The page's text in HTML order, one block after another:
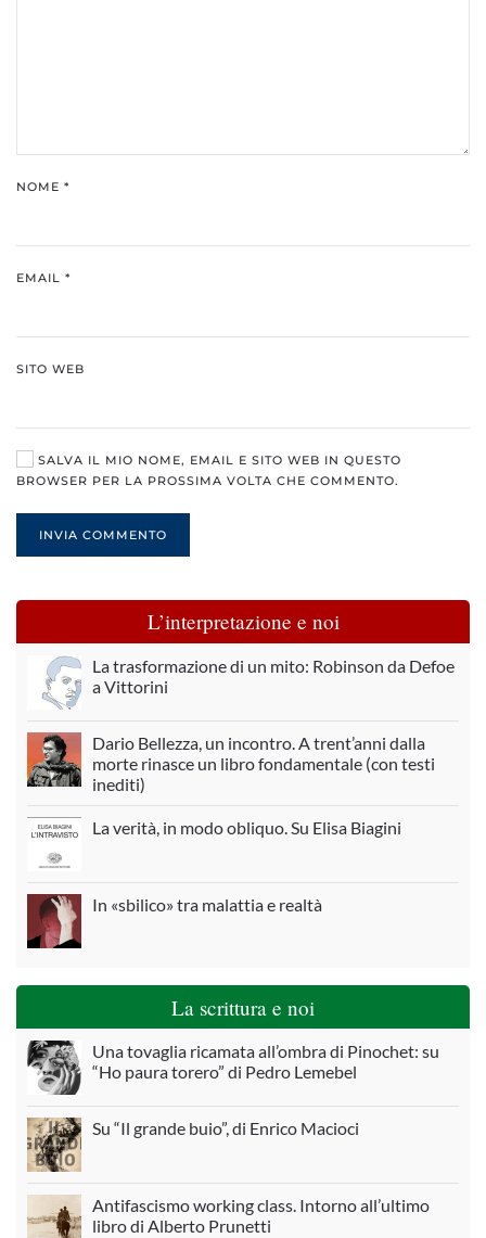
NOME *
EMAIL *
SITO WEB
SALVA IL MIO NOME, EMAIL E SITO WEB IN QUESTO
BROWSER PER LA PROSSIMA VOLTA CHE COMMENTO.
INVIA COMMENTO
L’interpretazione e noi
La trasformazione di un mito: Robinson da Defoe
a Vittorini
Dario Bellezza, un incontro. A trent’anni dalla
morte rinasce un libro fondamentale (con testi
inediti)
La verità, in modo obliquo. Su Elisa Biagini
In «sbilico» tra malattia e realtà
La scrittura e noi
Una tovaglia ricamata all’ombra di Pinochet: su
“Ho paura torero” di Pedro Lemebel
Su “Il grande buio”, di Enrico Macioci
Antifascismo working class. Intorno all’ultimo
libro di Alberto Prunetti